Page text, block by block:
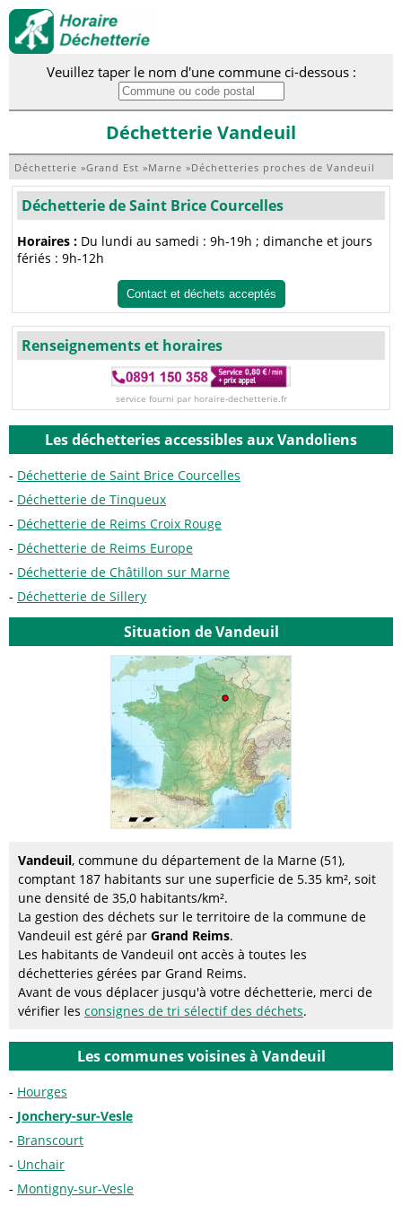
Veuillez taper le nom d'une commune ci-dessous :
Déchetterie Vandeuil
Déchetterie »Grand Est »Marne »Déchetteries proches de Vandeuil
Déchetterie de Saint Brice Courcelles
Horaires : Du lundi au samedi : 9h-19h ; dimanche et jours
fériés : 9h-12h
Contact et déchets acceptés
Renseignements et horaires
service fourni par horaire-dechetterie.fr
Les déchetteries accessibles aux Vandoliens
Déchetterie de Saint Brice Courcelles
Déchetterie de Tinqueux
Déchetterie de Reims Croix Rouge
Déchetterie de Reims Europe
Déchetterie de Châtillon sur Marne
Déchetterie de Sillery
Situation de Vandeuil
Vandeuil, commune du département de la Marne (51),
comptant 187 habitants sur une superficie de 5.35 km², soit
une densité de 35,0 habitants/km².
La gestion des déchets sur le territoire de la commune de
Vandeuil est géré par Grand Reims.
Les habitants de Vandeuil ont accès à toutes les
déchetteries gérées par Grand Reims.
Avant de vous déplacer jusqu'à votre déchetterie, merci de
vérifier les consignes de tri sélectif des déchets.
Les communes voisines à Vandeuil
Hourges
Jonchery-sur-Vesle
Branscourt
Unchair
Montigny-sur-Vesle